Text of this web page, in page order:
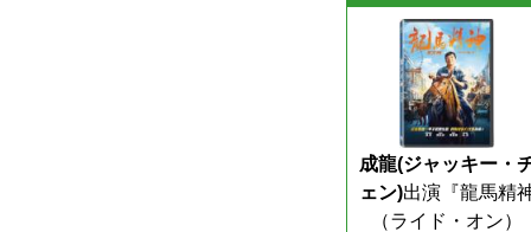
成龍(ジャッキー・
ェン)出演『龍馬精
（ライド・オン）